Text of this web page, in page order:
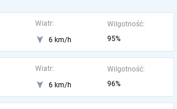
Wiatr:
6 km/h
Wilgotność:
95%
Wiatr:
6 km/h
Wilgotność:
96%